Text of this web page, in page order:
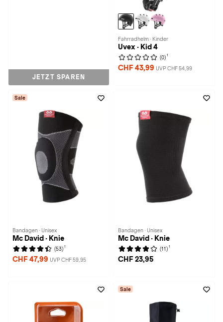
JETZT SPAREN
Fahrradhelm · Kinder
Uvex · Kid 4
(0) 1
CHF 43,99 UVP CHF 54,99
Sale
Bandagen · Unisex
Mc David · Knie
(53) 1
CHF 47,99 UVP CHF 59,95
Bandagen · Unisex
Mc David · Knie
(11) 1
CHF 23,95
Sale